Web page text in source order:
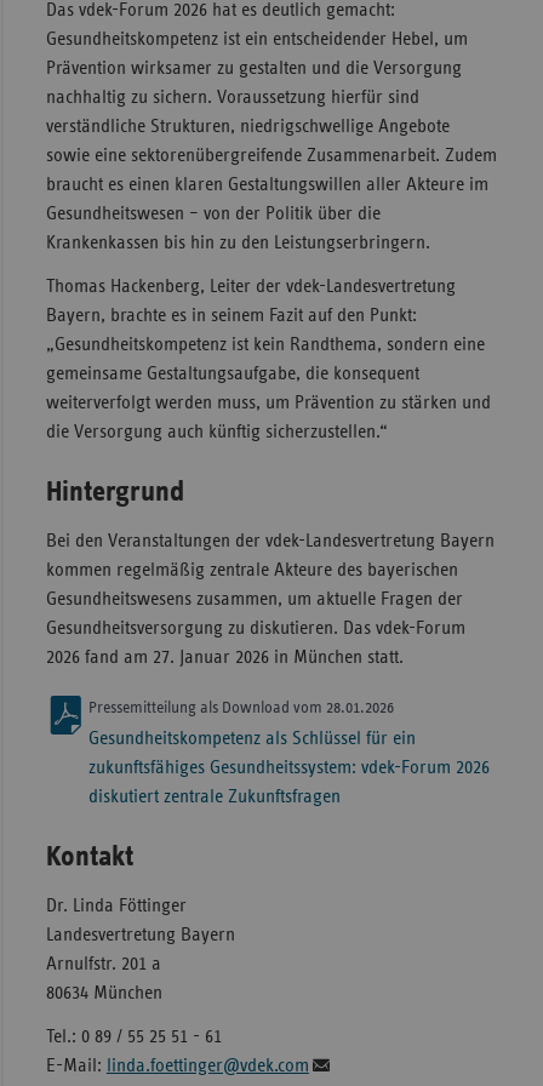
Das vdek-Forum 2026 hat es deutlich gemacht:
Gesundheitskompetenz ist ein entscheidender Hebel, um
Prävention wirksamer zu gestalten und die Versorgung
nachhaltig zu sichern. Voraussetzung hierfür sind
verständliche Strukturen, niedrigschwellige Angebote
sowie eine sektorenübergreifende Zusammenarbeit. Zudem
braucht es einen klaren Gestaltungswillen aller Akteure im
Gesundheitswesen – von der Politik über die
Krankenkassen bis hin zu den Leistungserbringern.
Thomas Hackenberg, Leiter der vdek-Landesvertretung
Bayern, brachte es in seinem Fazit auf den Punkt:
„Gesundheitskompetenz ist kein Randthema, sondern eine
gemeinsame Gestaltungsaufgabe, die konsequent
weiterverfolgt werden muss, um Prävention zu stärken und
die Versorgung auch künftig sicherzustellen.“
Hintergrund
Bei den Veranstaltungen der vdek-Landesvertretung Bayern
kommen regelmäßig zentrale Akteure des bayerischen
Gesundheitswesens zusammen, um aktuelle Fragen der
Gesundheitsversorgung zu diskutieren. Das vdek-Forum
2026 fand am 27. Januar 2026 in München statt.
Pressemitteilung als Download vom 28.01.2026
Gesundheitskompetenz als Schlüssel für ein
zukunftsfähiges Gesundheitssystem: vdek-Forum 2026
diskutiert zentrale Zukunftsfragen
Kontakt
Dr. Linda Föttinger
Landesvertretung Bayern
Arnulfstr. 201 a
80634 München
Tel.: 0 89 / 55 25 51 - 61
E-Mail:
linda.foettinger@vdek.com